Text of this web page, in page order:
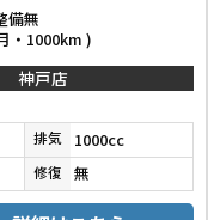
備無
・1000km )
神戸店
排気 1000cc
修復 無